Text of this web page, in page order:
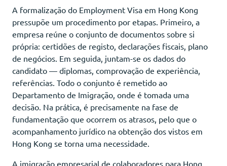
A formalização do Employment Visa em Hong Kong
pressupõe um procedimento por etapas. Primeiro, a
empresa reúne o conjunto de documentos sobre si
própria: certidões de registo, declarações fiscais, plano
de negócios. Em seguida, juntam-se os dados do
candidato — diplomas, comprovação de experiência,
referências. Todo o conjunto é remetido ao
Departamento de Imigração, onde é tomada uma
decisão. Na prática, é precisamente na fase de
fundamentação que ocorrem os atrasos, pelo que o
acompanhamento jurídico na obtenção dos vistos em
Hong Kong se torna uma necessidade.
A imigração empresarial de colaboradores para Hong